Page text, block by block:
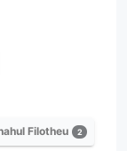
Filotheu 2